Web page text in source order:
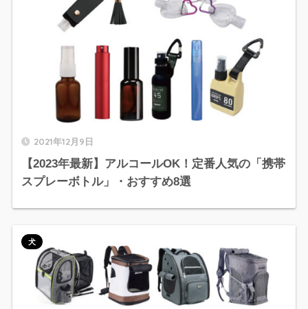
2021年12月9日
【2023年最新】アルコールOK！定番人気の「携帯
スプレーボトル」・おすすめ8選
犬